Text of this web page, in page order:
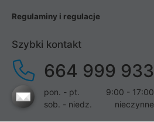
Regulaminy i regulacje
Szybki kontakt
664 999 933
pon. - pt.
9:00 - 17:00
sob. - niedz.
nieczynne